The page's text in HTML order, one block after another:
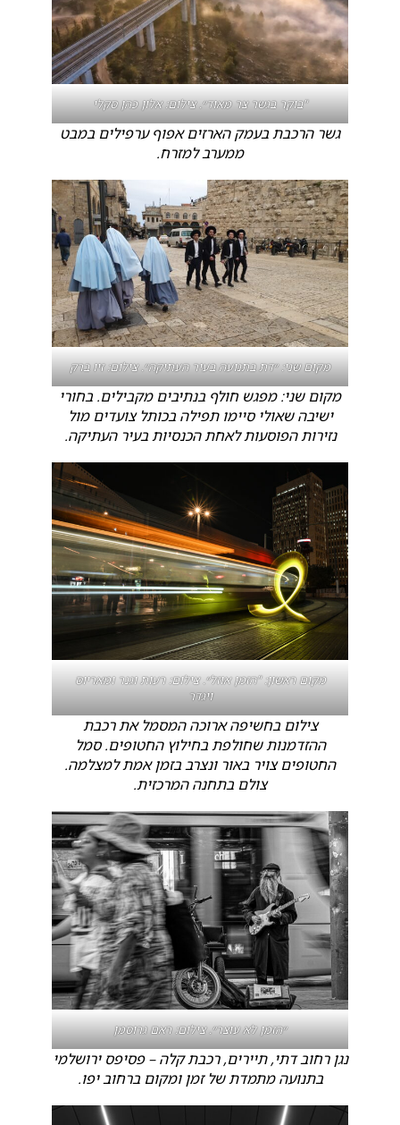
"בוקר בגשר צר מאוד״. צילום: אלון כהן סקלי
גשר הרכבת בעמק הארזים אפוף ערפילים במבט
ממערב למזרח.
מקום שני: ״דת בתנועה בעיר העתיקה״. צילום: זיו ברק
מקום שני: מפגש חולף בנתיבים מקבילים. בחורי
ישיבה שאולי סיימו תפילה בכותל צועדים מול
נזירות הפוסעות לאחת הכנסיות בעיר העתיקה.
מקום ראשון: "הזמן אוזל״. צילום: רעות וגנר ומאריוס
ויגדר
צילום בחשיפה ארוכה המסמל את רכבת
ההזדמנות שחולפת בחילוץ החטופים. סמל
החטופים צויר באור ונצרב בזמן אמת למצלמה.
צולם בתחנה המרכזית.
״הזמן לא עוצר״. צילום: ראם גרוסמן
נגן רחוב דתי, תיירים, רכבת קלה – פסיפס ירושלמי
בתנועה מתמדת של זמן ומקום ברחוב יפו.